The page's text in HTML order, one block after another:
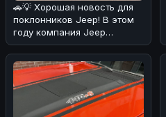
🚗💡 Хорошая новость для
поклонников Jeep! В этом
году компания Jeep
удивила своих фанатов,
решив сн